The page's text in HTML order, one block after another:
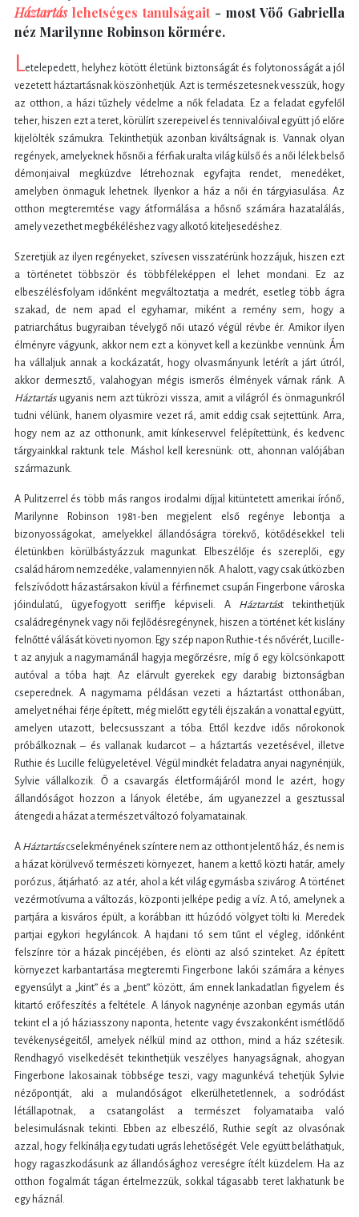
Háztartáslehetséges tanulságait- most Vöő Gabriella
néz Marilynne Robinson körmére.
Letelepedett, helyhez kötött életünk biztonságát és folytonosságát a jól
vezetett háztartásnak köszönhetjük. Azt is természetesnek vesszük, hogy
az otthon, a házi tűzhely védelme a nők feladata. Ez a feladat egyfelől
teher, hiszen ezt a teret, körülírt szerepeivel és tennivalóival együtt jó előre
kijelölték számukra. Tekinthetjük azonban kiváltságnak is. Vannak olyan
regények, amelyeknek hősnői a férfiak uralta világ külső és a női lélek belső
démonjaival megküzdve létrehoznak egyfajta rendet, menedéket,
amelyben önmaguk lehetnek. Ilyenkor a ház a női én tárgyiasulása. Az
otthon megteremtése vagy átformálása a hősnő számára hazatalálás,
amely vezethet megbékéléshez vagy alkotó kiteljesedéshez.
Szeretjük az ilyen regényeket, szívesen visszatérünk hozzájuk, hiszen ezt
a történetet többször és többféleképpen el lehet mondani. Ez az
elbeszélésfolyam időnként megváltoztatja a medrét, esetleg több ágra
szakad, de nem apad el egyhamar, miként a remény sem, hogy a
patriarchátus bugyraiban tévelygő női utazó végül révbe ér. Amikor ilyen
élményre vágyunk, akkor nem ezt a könyvet kell a kezünkbe vennünk. Ám
ha vállaljuk annak a kockázatát, hogy olvasmányunk letérít a járt útról,
akkor dermesztő, valahogyan mégis ismerős élmények várnak ránk. A
Háztartásugyanis nem azt tükrözi vissza, amit a világról és önmagunkról
tudni vélünk, hanem olyasmire vezet rá, amit eddig csak sejtettünk. Arra,
hogy nem az az otthonunk, amit kínkeservvel felépítettünk, és kedvenc
tárgyainkkal raktunk tele. Máshol kell keresnünk: ott, ahonnan valójában
származunk.
A Pulitzerrel és több más rangos irodalmi díjjal kitüntetett amerikai írónő,
Marilynne Robinson 1981-ben megjelent első regénye lebontja a
bizonyosságokat, amelyekkel állandóságra törekvő, kötődésekkel teli
életünkben körülbástyázzuk magunkat. Elbeszélője és szereplői, egy
család három nemzedéke, valamennyien nők. A halott, vagy csak útközben
felszívódott házastársakon kívül a férfinemet csupán Fingerbone városka
jóindulatú, ügyefogyott seriffje képviseli. A Háztartást tekinthetjük
családregénynek vagy női fejlődésregénynek, hiszen a történet két kislány
felnőtté válását követi nyomon. Egy szép napon Ruthie-t és nővérét, Lucille-
t az anyjuk a nagymamánál hagyja megőrzésre, míg ő egy kölcsönkapott
autóval a tóba hajt. Az elárvult gyerekek egy darabig biztonságban
cseperednek. A nagymama példásan vezeti a háztartást otthonában,
amelyet néhai férje épített, még mielőtt egy téli éjszakán a vonattal együtt,
amelyen utazott, belecsusszant a tóba. Ettől kezdve idős nőrokonok
próbálkoznak – és vallanak kudarcot – a háztartás vezetésével, illetve
Ruthie és Lucille felügyeletével. Végül mindkét feladatra anyai nagynénjük,
Sylvie vállalkozik. Ő a csavargás életformájáról mond le azért, hogy
állandóságot hozzon a lányok életébe, ám ugyanezzel a gesztussal
átengedi a házat a természet változó folyamatainak.
A Háztartáscselekményének színtere nem az otthont jelentő ház, és nem is
a házat körülvevő természeti környezet, hanem a kettő közti határ, amely
porózus, átjárható: az a tér, ahol a két világ egymásba szivárog. A történet
vezérmotívuma a változás, központi jelképe pedig a víz. A tó, amelynek a
partjára a kisváros épült, a korábban itt húzódó völgyet tölti ki. Meredek
partjai egykori hegyláncok. A hajdani tó sem tűnt el végleg, időnként
felszínre tör a házak pincéjében, és elönti az alsó szinteket. Az épített
környezet karbantartása megteremti Fingerbone lakói számára a kényes
egyensúlyt a „kint” és a „bent” között, ám ennek lankadatlan figyelem és
kitartó erőfeszítés a feltétele. A lányok nagynénje azonban egymás után
tekint el a jó háziasszony naponta, hetente vagy évszakonként ismétlődő
tevékenységeitől, amelyek nélkül mind az otthon, mind a ház szétesik.
Rendhagyó viselkedését tekinthetjük veszélyes hanyagságnak, ahogyan
Fingerbone lakosainak többsége teszi, vagy magunkévá tehetjük Sylvie
nézőpontját, aki a mulandóságot elkerülhetetlennek, a sodródást
létállapotnak, a csatangolást a természet folyamataiba való
belesimulásnak tekinti. Ebben az elbeszélő, Ruthie segít az olvasónak
azzal, hogy felkínálja egy tudati ugrás lehetőségét. Vele együtt beláthatjuk,
hogy ragaszkodásunk az állandósághoz vereségre ítélt küzdelem. Ha az
otthon fogalmát tágan értelmezzük, sokkal tágasabb teret lakhatunk be
egy háznál.